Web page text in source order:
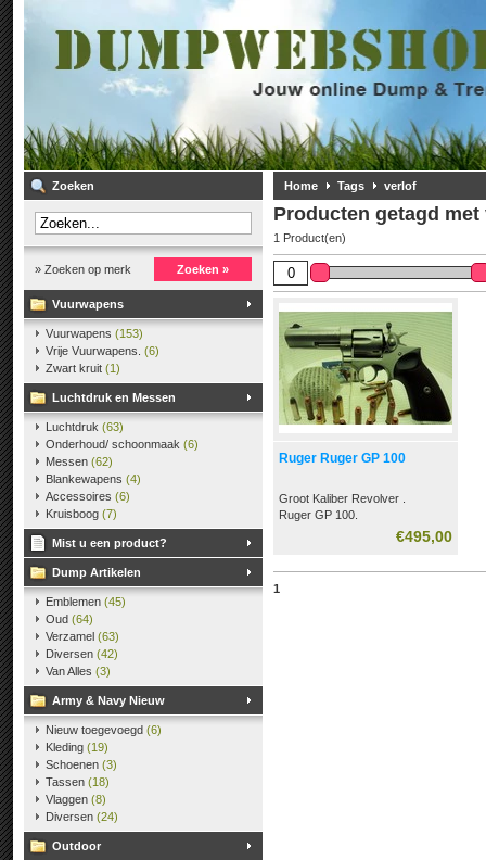
Zoeken
» Zoeken op merk Zoeken »
Vuurwapens
Vuurwapens (153)
Vrije Vuurwapens. (6)
Zwart kruit (1)
Luchtdruk en Messen
Luchtdruk (63)
Onderhoud/ schoonmaak (6)
Messen (62)
Blankewapens (4)
Accessoires (6)
Kruisboog (7)
Mist u een product?
Dump Artikelen
Emblemen (45)
Oud (64)
Verzamel (63)
Diversen (42)
Van Alles (3)
Army & Navy Nieuw
Nieuw toegevoegd (6)
Kleding (19)
Schoenen (3)
Tassen (18)
Vlaggen (8)
Diversen (24)
Outdoor
Home Tags verlof
Producten getagd met
1 Product(en)
Ruger Ruger GP 100
Groot Kaliber Revolver .
Ruger GP 100.
€495,00
1